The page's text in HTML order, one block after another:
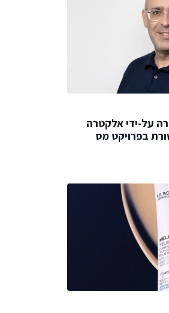
על-ידי אלקטרה
בפרויקט מס